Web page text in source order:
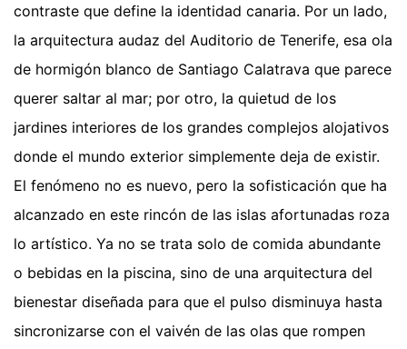
contraste que define la identidad canaria. Por un lado,
la arquitectura audaz del Auditorio de Tenerife, esa ola
de hormigón blanco de Santiago Calatrava que parece
querer saltar al mar; por otro, la quietud de los
jardines interiores de los grandes complejos alojativos
donde el mundo exterior simplemente deja de existir.
El fenómeno no es nuevo, pero la sofisticación que ha
alcanzado en este rincón de las islas afortunadas roza
lo artístico. Ya no se trata solo de comida abundante
o bebidas en la piscina, sino de una arquitectura del
bienestar diseñada para que el pulso disminuya hasta
sincronizarse con el vaivén de las olas que rompen